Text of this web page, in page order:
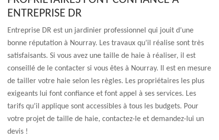
ENTREPRISE DR
Entreprise DR est un jardinier professionnel qui jouit d’une
bonne réputation à Nourray. Les travaux qu’il réalise sont très
satisfaisants. Si vous avez une taille de haie à réaliser, il est
conseillé de le contacter si vous êtes à Nourray. Il est en mesure
de tailler votre haie selon les règles. Les propriétaires les plus
exigeants lui font confiance et font appel à ses services. Les
tarifs qu’il applique sont accessibles à tous les budgets. Pour
votre projet de taille de haie, contactez-le et demandez-lui un
devis !